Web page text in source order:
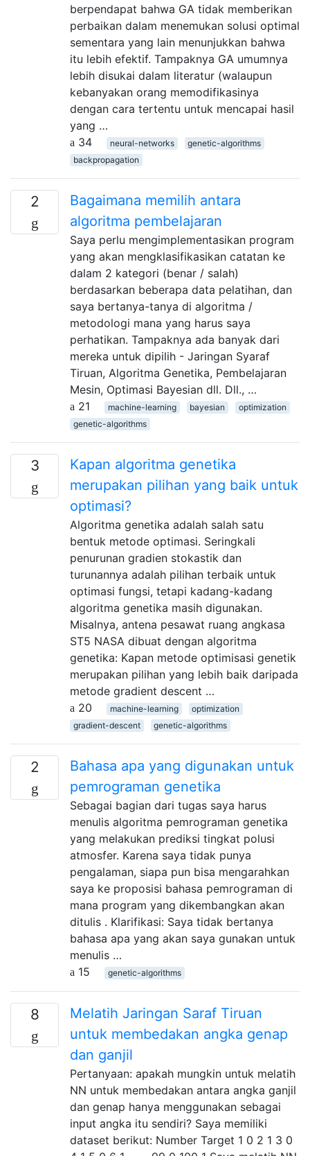
berpendapat bahwa GA tidak memberikan
perbaikan dalam menemukan solusi optimal
sementara yang lain menunjukkan bahwa
itu lebih efektif. Tampaknya GA umumnya
lebih disukai dalam literatur (walaupun
kebanyakan orang memodifikasinya
dengan cara tertentu untuk mencapai hasil
yang …
34
neural-networks
genetic-algorithms
backpropagation
2
Bagaimana memilih antara
algoritma pembelajaran
Saya perlu mengimplementasikan program
yang akan mengklasifikasikan catatan ke
dalam 2 kategori (benar / salah)
berdasarkan beberapa data pelatihan, dan
saya bertanya-tanya di algoritma /
metodologi mana yang harus saya
perhatikan. Tampaknya ada banyak dari
mereka untuk dipilih - Jaringan Syaraf
Tiruan, Algoritma Genetika, Pembelajaran
Mesin, Optimasi Bayesian dll. Dll., …
21
machine-learning bayesian
optimization
genetic-algorithms
3
Kapan algoritma genetika
merupakan pilihan yang baik untuk
optimasi?
Algoritma genetika adalah salah satu
bentuk metode optimasi. Seringkali
penurunan gradien stokastik dan
turunannya adalah pilihan terbaik untuk
optimasi fungsi, tetapi kadang-kadang
algoritma genetika masih digunakan.
Misalnya, antena pesawat ruang angkasa
ST5 NASA dibuat dengan algoritma
genetika: Kapan metode optimisasi genetik
merupakan pilihan yang lebih baik daripada
metode gradient descent …
20
machine-learning
optimization
gradient-descent
genetic-algorithms
2
Bahasa apa yang digunakan untuk
pemrograman genetika
Sebagai bagian dari tugas saya harus
menulis algoritma pemrograman genetika
yang melakukan prediksi tingkat polusi
atmosfer. Karena saya tidak punya
pengalaman, siapa pun bisa mengarahkan
saya ke proposisi bahasa pemrograman di
mana program yang dikembangkan akan
ditulis . Klarifikasi: Saya tidak bertanya
bahasa apa yang akan saya gunakan untuk
menulis …
15
genetic-algorithms
8
Melatih Jaringan Saraf Tiruan
untuk membedakan angka genap
dan ganjil
Pertanyaan: apakah mungkin untuk melatih
NN untuk membedakan antara angka ganjil
dan genap hanya menggunakan sebagai
input angka itu sendiri? Saya memiliki
dataset berikut: Number Target 1 0 2 1 3 0